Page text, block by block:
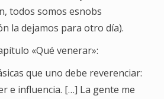
todos somos esnobs
la dejamos para otro día).
«Qué venerar»:
que uno debe reverenciar:
e influencia. […] La gente me